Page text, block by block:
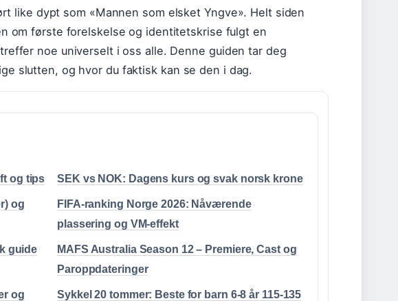
like dypt som «Mannen som elsket Yngve». Helt siden
om første forelskelse og identitetskrise fulgt en
noe universelt i oss alle. Denne guiden tar deg
slutten, og hvor du faktisk kan se den i dag.
og tips SEK vs NOK: Dagens kurs og svak norsk krone
og
FIFA-ranking Norge 2026: Nåværende
plassering og VM-effekt
guide
MAFS Australia Season 12 – Premiere, Cast og
Paroppdateringer
og Sykkel 20 tommer: Beste for barn 6-8 år 115-135